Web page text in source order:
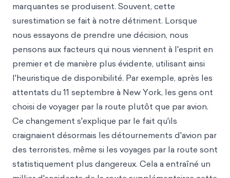
marquantes se produisent. Souvent, cette
surestimation se fait à notre détriment. Lorsque
nous essayons de prendre une décision, nous
pensons aux facteurs qui nous viennent à l'esprit en
premier et de manière plus évidente, utilisant ainsi
l'heuristique de disponibilité. Par exemple, après les
attentats du 11 septembre à New York, les gens ont
choisi de voyager par la route plutôt que par avion.
Ce changement s'explique par le fait qu'ils
craignaient désormais lesdétournements d'avion par
des terroristes, même si les voyages par la route sont
statistiquement plus dangereux. Cela a entraîné un